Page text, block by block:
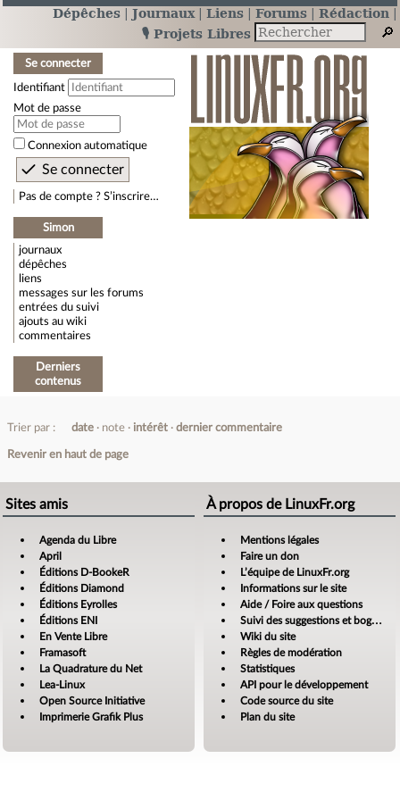
Dépêches Journaux Liens Forums
Rédaction
🎙️ Projets Libres
Se connecter
Identifiant
Mot de passe
Connexion automatique
Pas de compte ? S’inscrire…
Simon
journaux
dépêches
liens
messages sur les forums
entrées du suivi
ajouts au wiki
commentaires
Derniers
contenus
Trier par : date note intérêt dernier commentaire
Revenir en haut de page
Sites amis
Agenda du Libre
April
Éditions D-BookeR
Éditions Diamond
Éditions Eyrolles
Éditions ENI
En Vente Libre
Framasoft
La Quadrature du Net
Lea-Linux
Open Source Initiative
Imprimerie Grafik Plus
À propos de LinuxFr.org
Mentions légales
Faire un don
L’équipe de LinuxFr.org
Informations sur le site
Aide / Foire aux questions
Suivi des suggestions et bogues
Wiki du site
Règles de modération
Statistiques
API pour le développement
Code source du site
Plan du site